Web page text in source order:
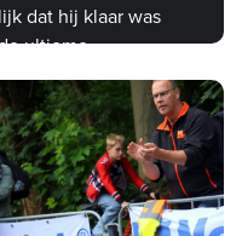
dat hij klaar was
ultieme